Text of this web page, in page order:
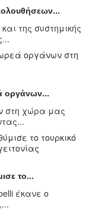
της συστημικής
οργάνων...
στη χώρα μας
το...
έκανε ο